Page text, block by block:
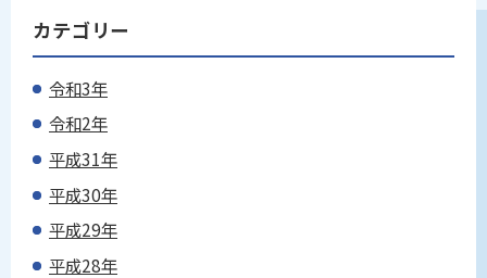
カテゴリー
令和3年
令和2年
平成31年
平成30年
平成29年
平成28年